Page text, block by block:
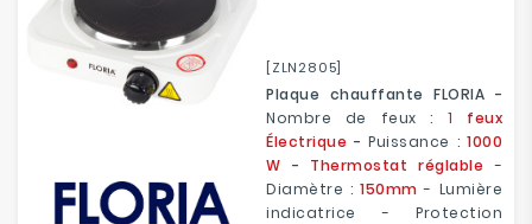
[ZLN2805]
Plaque chauffante FLORIA -
Nombre de feux : 1 feux
Électrique -Puissance : 1000
W - Thermostat réglable
-
Diamètre : 150mm - Lumière
indicatrice - Protection